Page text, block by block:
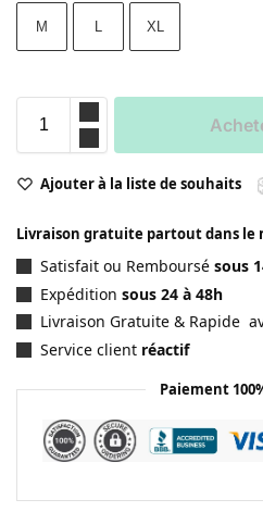
M L XL
Ajouter à la liste de souhaits
Livraison gratuite partout dans le
Satisfait ou Remboursé sous
Expédition sous 24 à 48h
Livraison Gratuite & Rapide
Service client réactif
Paiement